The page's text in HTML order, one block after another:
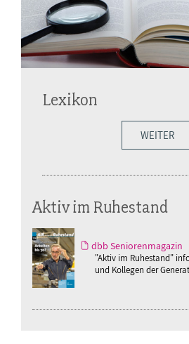
Lexikon
WEITER
Aktiv im Ruhestand
dbb Seniorenmagazin
"Aktiv im Ruhestand"
und Kollegen der